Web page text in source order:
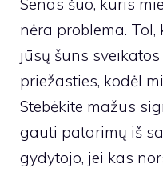
Senas šuo, kuris
nėra problema.
jūsų šuns
priežasties, kodėl
Stebėkite mažus
gauti patarimų iš
gydytojo, jei kas